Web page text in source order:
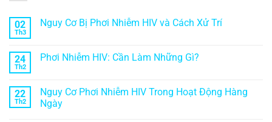
02
Th3
Nguy Cơ Bị Phơi Nhiễm HIV và Cách Xử Trí
24
Th2
Phơi Nhiễm HIV: Cần Làm Những Gì?
22
Th2
Nguy Cơ Phơi Nhiễm HIV Trong Hoạt Động Hàng
Ngày